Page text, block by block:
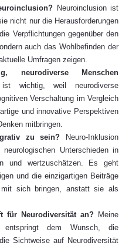
Neuroinclusion ist
nicht nur die Herausforderungen
Verpflichtungen gegenüber den
auch das Wohlbefinden der
Umfragen zeigen.
Menschen
wichtig, weil neurodiverse
Verschaltung im Vergleich
und innovative Perspektiven
mitbringen.
zu sein? Neuro-Inklusion
Unterschieden in
und wertzuschätzen. Es geht
und die einzigartigen Beiträge
sich bringen, anstatt sie als
für Neurodiversität an? Meine
entspringt dem Wunsch, die
Sichtweise auf Neurodiversität